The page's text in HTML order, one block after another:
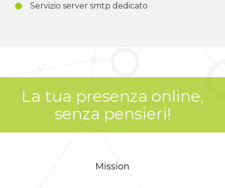
Servizio server smtp dedicato
La tua presenza online,
senza pensieri!
Mission